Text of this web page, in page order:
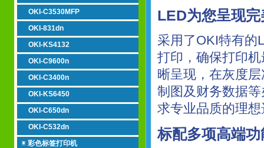
OKI-C3530MFP
OKI-831dn
OKI-KS4132
OKI-C9600n
OKI-C3400n
OKI-KS6450
OKI-C650dn
OKI-C532dn
彩色标签打印机
LED为您呈现
采用了OKI特有的
打印，确保打印
晰呈现，在灰度
制图及财务数据
求专业品质的理
标配多项高端